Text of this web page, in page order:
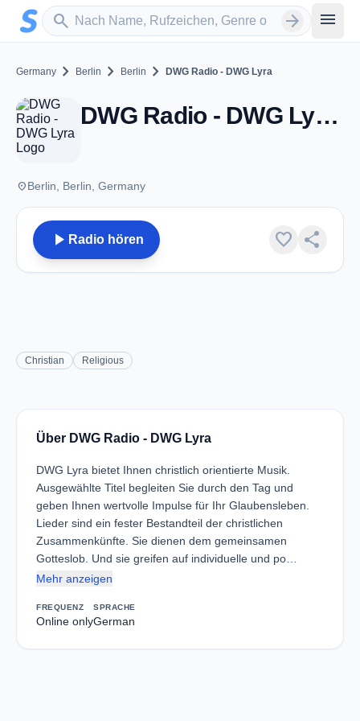
Zum Hauptinhalt springen
search
Sender suchen arrow_forward menu
Germany chevron_right Berlin chevron_right Berlin chevron_right DWG Radio - DWG Lyra
DWG Radio - DWG Lyra - Berlin
placeBerlin, Berlin, Germany
play_arrow Radio hören favorite share
Christian Religious
Über DWG Radio - DWG Lyra
DWG Lyra bietet Ihnen christlich orientierte Musik.
Ausgewählte Titel begleiten Sie durch den Tag und
geben Ihnen wertvolle Impulse für Ihr Glaubensleben.
Lieder sind ein fester Bestandteil der christlichen
Zusammenkünfte. Sie dienen dem gemeinsamen
Gotteslob. Und sie greifen auf individuelle und po…
Mehr anzeigen
FREQUENZ
Online only
SPRACHE
German